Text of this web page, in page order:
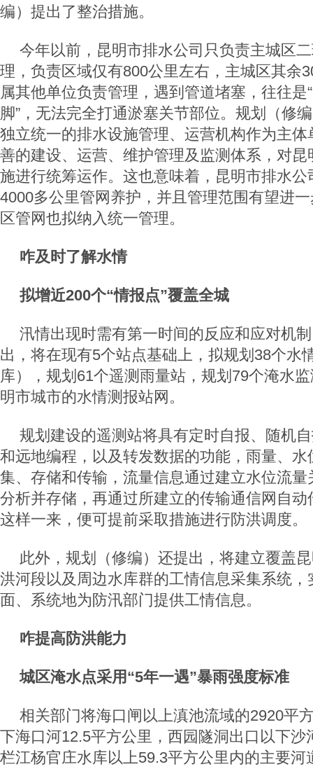
编）提出了整治措施。
今年以前，昆明市排水公司只负责主城区
理，负责区域仅有800公里左右，主城区其余
属其他单位负责管理，遇到管道堵塞，往往是
脚”，无法完全打通淤塞关节部位。规划（修
独立统一的排水设施管理、运营机构作为主
善的建设、运营、维护管理及监测体系，对
施进行统筹运作。这也意味着，昆明市排水公
4000多公里管网养护，并且管理范围有望进
区管网也拟纳入统一管理。
咋及时了解水情
拟增近200个“情报点”覆盖全城
汛情出现时需有第一时间的反应和应对机
出，将在现有5个站点基础上，拟规划38个水
库），规划61个遥测雨量站，规划79个淹水
明市城市的水情测报站网。
规划建设的遥测站将具有定时自报、随机
和远地编程，以及转发数据的功能，雨量、
集、存储和传输，流量信息通过建立水位流
分析并存储，再通过所建立的传输通信网自
这样一来，便可提前采取措施进行防洪调度。
此外，规划（修编）还提出，将建立覆盖
洪河段以及周边水库群的工情信息采集系统
面、系统地为防汛部门提供工情信息。
咋提高防洪能力
城区淹水点采用“5年一遇”暴雨强度标准
相关部门将海口闸以上滇池流域的2920平
下海口河12.5平方公里，西园隧洞出口以下沙
栏江杨官庄水库以上59.3平方公里内的主要河